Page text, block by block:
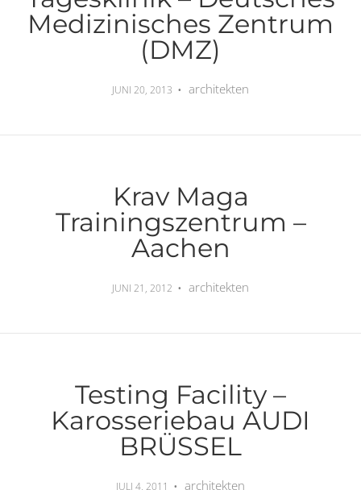
Medizinisches Zentrum
(DMZ)
JUNI 20, 2013 architekten
Krav Maga
Trainingszentrum –
Aachen
JUNI 21, 2012 architekten
Testing Facility –
Karosseriebau AUDI
BRÜSSEL
JULI 4, 2011 architekten